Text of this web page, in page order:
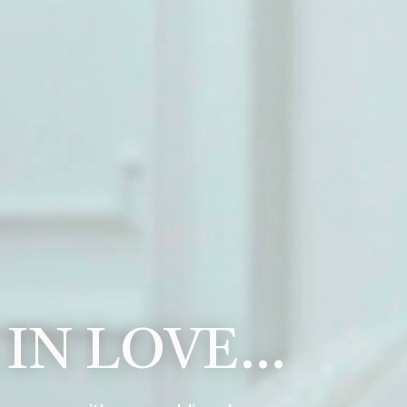
IN LOVE…